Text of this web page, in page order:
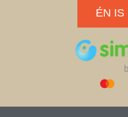
ÉN IS